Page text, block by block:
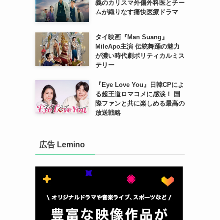
義のカリスマ外傷外科医とチー
ムが織りなす痛快医療ドラマ
タイ映画『Man Suang』
MileApo主演 伝統舞踊の魅力
が濃い時代劇ポリティカルミス
テリー
『Eye Love You』日韓CPによ
る超王道ロマコメに感涙！ 国
際ファンと共に楽しめる最高の
放送戦略
広告 Lemino